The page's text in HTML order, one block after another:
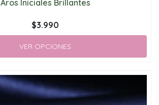
Aros Iniciales Brillantes
$3.990
VER OPCIONES